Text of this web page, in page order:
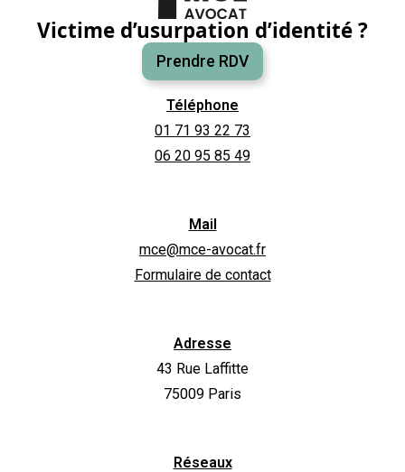
Victime d’usurpation d’identité ?
Prendre RDV
Téléphone
01 71 93 22 73
06 20 95 85 49
Mail
mce@mce-avocat.fr
Formulaire de contact
Adresse
43 Rue Laffitte
75009 Paris
Réseaux